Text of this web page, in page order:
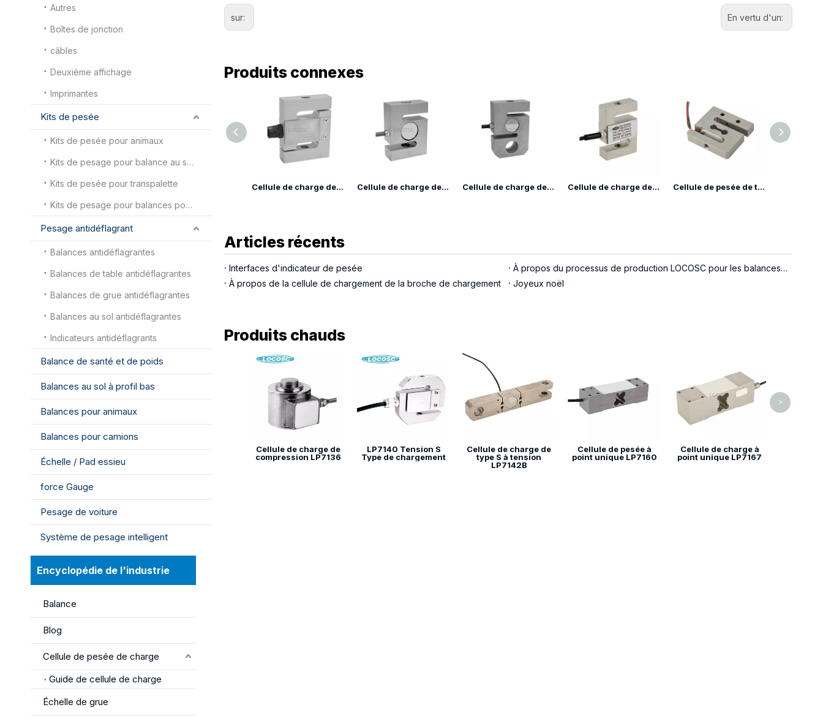
Autres
Boîtes de jonction
câbles
Deuxième affichage
Imprimantes
Kits de pesée
Kits de pesée pour animaux
Kits de pesage pour balance au sol
Kits de pesée pour transpalette
Kits de pesage pour balances pour camions
Pesage antidéflagrant
Balances antidéflagrantes
Balances de table antidéflagrantes
Balances de grue antidéflagrantes
Balances au sol antidéflagrantes
Indicateurs antidéflagrants
Balance de santé et de poids
Balances au sol à profil bas
Balances pour animaux
Balances pour camions
Échelle / Pad essieu
force Gauge
Pesage de voiture
Système de pesage intelligent
Encyclopédie de l'industrie
Balance
Blog
Cellule de pesée de charge
Guide de cellule de charge
Échelle de grue
sur: En vertu d'un:
Produits connexes
Cellule de charge de tension de grue en acier allié LP7144 Cellule de charge de tension de grue en acier allié LP7143 Cellule de charge de tension de grue en acier allié LP7142 Cellule de charge de type S à tension LP7141Y Cellule de pesée de type S à tension LP7141D
Articles récents
Interfaces d'indicateur de pesée
À propos du processus de production LOCOSC pour les balances, les cellules de pesée et les indicateurs
À propos de la cellule de chargement de la broche de chargement
Joyeux noël
Produits chauds
Cellule de charge de
compression LP7136
LP7140 Tension S
Type de chargement
Cellule de charge de
type S à tension
LP7142B
Cellule de pesée à
point unique LP7160
Cellule de charge à
point unique LP7167
>